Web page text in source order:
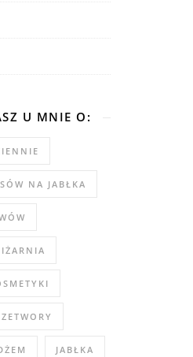
U MNIE O:
NA JABŁKA
JABŁKA